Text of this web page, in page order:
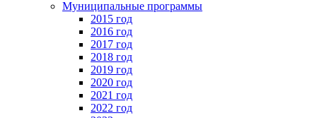
Муниципальные программы
2015 год
2016 год
2017 год
2018 год
2019 год
2020 год
2021 год
2022 год